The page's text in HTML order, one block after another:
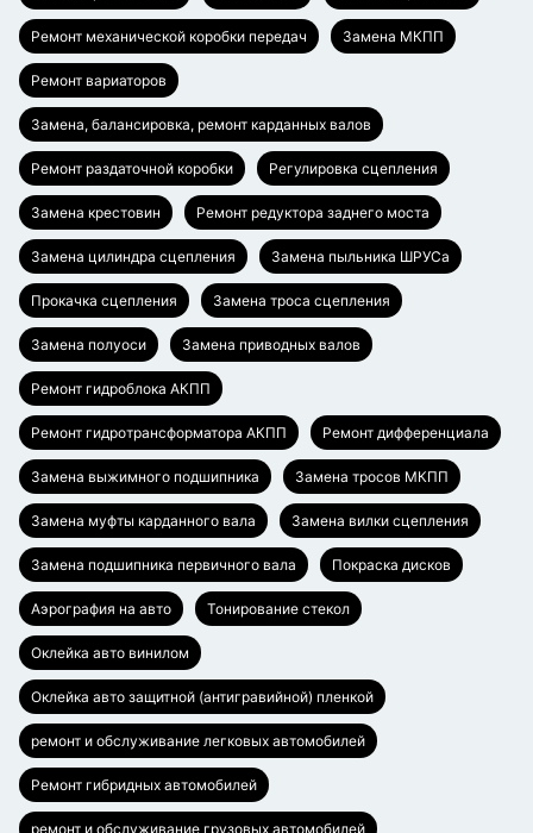
Ремонт механической коробки передач Замена МКПП
Ремонт вариаторов
Замена, балансировка, ремонт карданных валов
Ремонт раздаточной коробки Регулировка сцепления
Замена крестовин Ремонт редуктора заднего моста
Замена цилиндра сцепления Замена пыльника ШРУСа
Прокачка сцепления Замена троса сцепления
Замена полуоси Замена приводных валов
Ремонт гидроблока АКПП
Ремонт гидротрансформатора АКПП Ремонт дифференциала
Замена выжимного подшипника Замена тросов МКПП
Замена муфты карданного вала Замена вилки сцепления
Замена подшипника первичного вала Покраска дисков
Аэрография на авто Тонирование стекол
Оклейка авто винилом
Оклейка авто защитной (антигравийной) пленкой
ремонт и обслуживание легковых автомобилей
Ремонт гибридных автомобилей
ремонт и обслуживание грузовых автомобилей